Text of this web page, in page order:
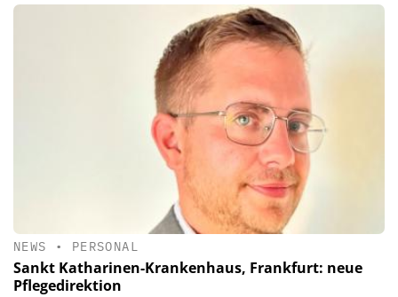
NEWS • PERSONAL
Sankt Katharinen-Krankenhaus, Frankfurt: neue
Pflegedirektion